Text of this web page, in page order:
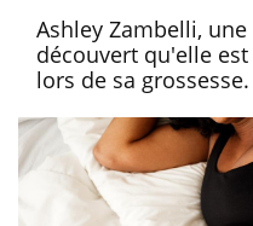
Ashley Zambelli,
découvert qu'elle
lors de sa grossesse.